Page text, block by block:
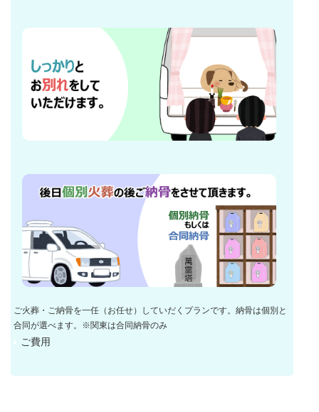
ご火葬・ご納骨を一任（お任せ）していだくプランです。納骨は個別と
合同が選べます。※関東は合同納骨のみ
ご費用